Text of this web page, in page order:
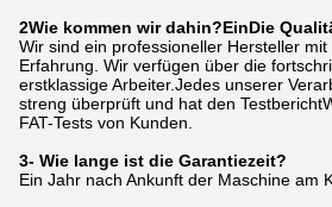
2Wie kommen wir dahin?EinDie
Wir sind ein professioneller Hersteller
Erfahrung. Wir verfügen über die
erstklassige Arbeiter.Jedes unserer
streng überprüft und hat den
FAT-Tests von Kunden.
3- Wie lange ist die Garantiezeit?
Ein Jahr nach Ankunft der Maschine am